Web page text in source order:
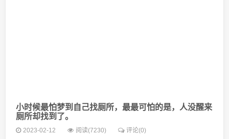
小时候最怕梦到自己找厕所，最最可怕的是，人没醒来
厕所却找到了。
2023-02-12 阅读(7230) 评论(0)